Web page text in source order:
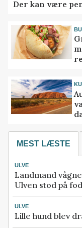
Der kan være
MEST LÆSTE
ULVE
Landmand
Ulven stod på
ULVE
Lille hund blev